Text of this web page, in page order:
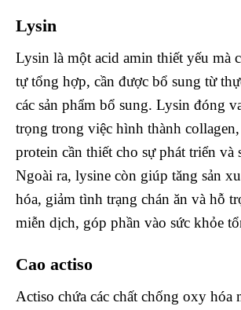
Lysin
Lysin là một acid amin thiết yếu mà
tự tổng hợp, cần được bổ sung từ
các sản phẩm bổ sung. Lysin đóng
trọng trong việc hình thành
protein cần thiết cho sự phát triển và
Ngoài ra, lysine còn giúp tăng sản
hóa, giảm tình trạng chán ăn và hỗ
miễn dịch, góp phần vào sức khỏe
Cao actiso
Actiso chứa các chất chống oxy hóa